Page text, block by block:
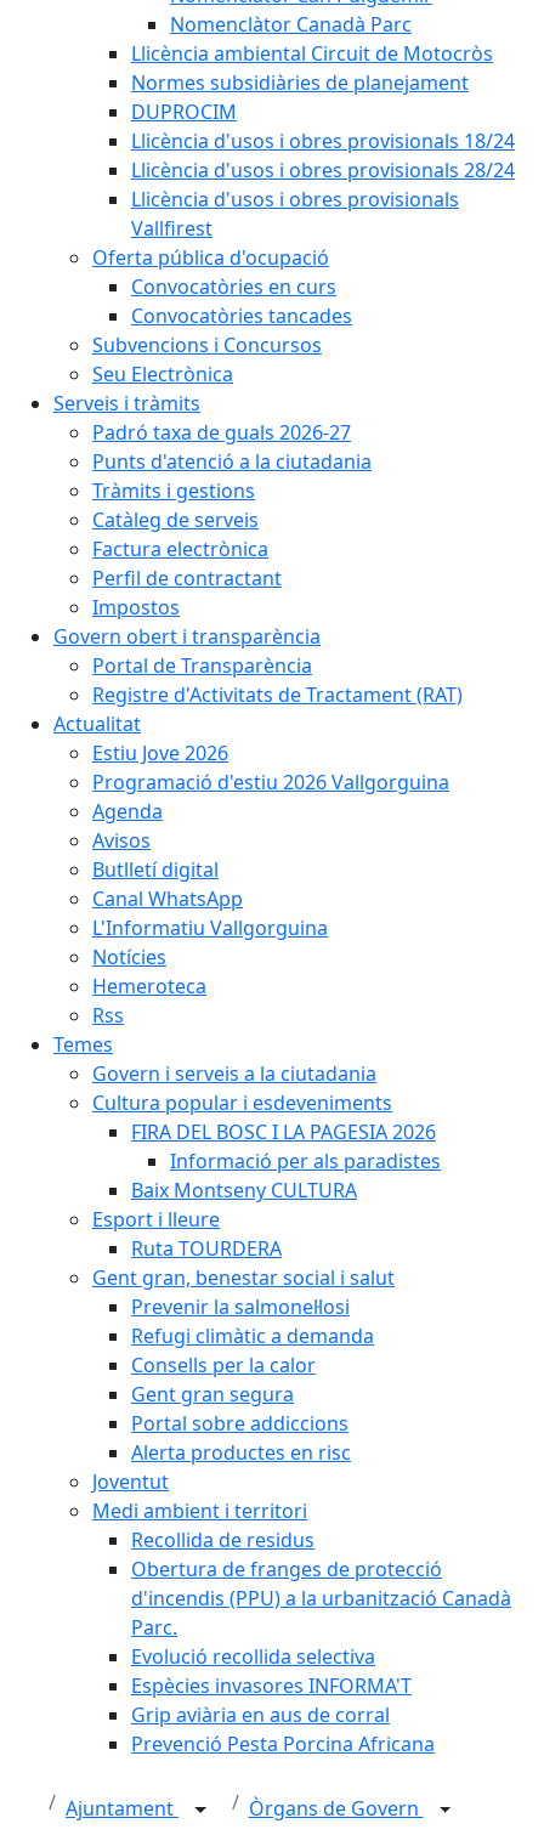
Nomenclàtor Canadà Parc
Llicència ambiental Circuit de Motocròs
Normes subsidiàries de planejament
DUPROCIM
Llicència d'usos i obres provisionals 18/24
Llicència d'usos i obres provisionals 28/24
Llicència d'usos i obres provisionals
Vallfirest
Oferta pública d'ocupació
Convocatòries en curs
Convocatòries tancades
Subvencions i Concursos
Seu Electrònica
Serveis i tràmits
Padró taxa de guals 2026-27
Punts d'atenció a la ciutadania
Tràmits i gestions
Catàleg de serveis
Factura electrònica
Perfil de contractant
Impostos
Govern obert i transparència
Portal de Transparència
Registre d'Activitats de Tractament (RAT)
Actualitat
Estiu Jove 2026
Programació d'estiu 2026 Vallgorguina
Agenda
Avisos
Butlletí digital
Canal WhatsApp
L'Informatiu Vallgorguina
Notícies
Hemeroteca
Rss
Temes
Govern i serveis a la ciutadania
Cultura popular i esdeveniments
FIRA DEL BOSC I LA PAGESIA 2026
Informació per als paradistes
Baix Montseny CULTURA
Esport i lleure
Ruta TOURDERA
Gent gran, benestar social i salut
Prevenir la salmonel·losi
Refugi climàtic a demanda
Consells per la calor
Gent gran segura
Portal sobre addiccions
Alerta productes en risc
Joventut
Medi ambient i territori
Recollida de residus
Obertura de franges de protecció
d'incendis (PPU) a la urbanització Canadà
Parc.
Evolució recollida selectiva
Espècies invasores INFORMA'T
Grip aviària en aus de corral
Prevenció Pesta Porcina Africana
Ajuntament
Òrgans de Govern